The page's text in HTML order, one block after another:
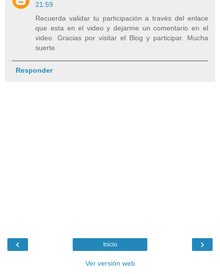
21:59
Recuerda validar tu participación a través del enlace
que esta en el video y dejarme un comentario en el
video. Gracias por visitar el Blog y participar. Mucha
suerte.
Responder
‹ ›
Inicio
Ver versión web